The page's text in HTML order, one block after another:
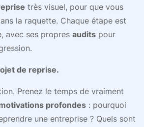
très visuel, pour que vous
la raquette. Chaque étape est
avec ses propres audits pour
de reprise.
Prenez le temps de vraiment
profondes : pourquoi
une entreprise ? Quels sont